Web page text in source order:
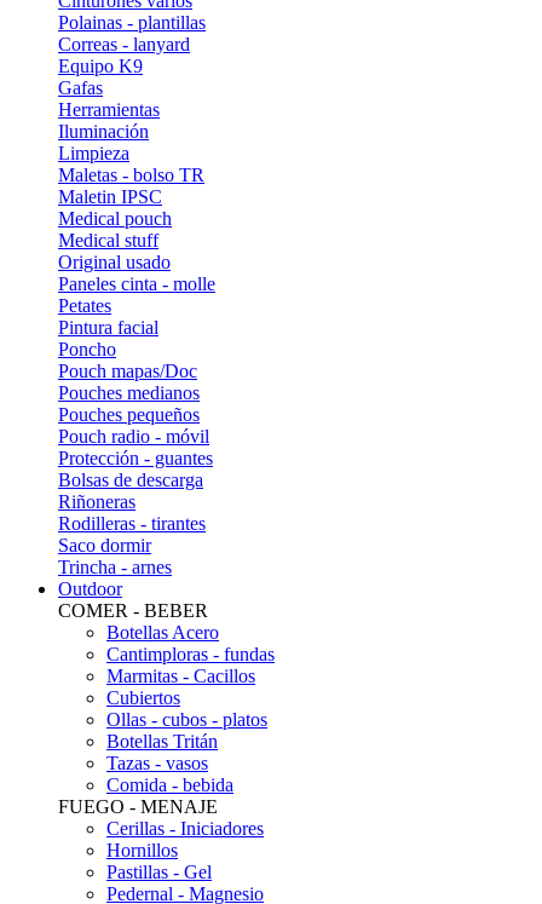
Polainas - plantillas
Correas - lanyard
Equipo K9
Gafas
Herramientas
Iluminación
Limpieza
Maletas - bolso TR
Maletin IPSC
Medical pouch
Medical stuff
Original usado
Paneles cinta - molle
Petates
Pintura facial
Poncho
Pouch mapas/Doc
Pouches medianos
Pouches pequeños
Pouch radio - móvil
Protección - guantes
Bolsas de descarga
Riñoneras
Rodilleras - tirantes
Saco dormir
Trincha - arnes
Outdoor
COMER - BEBER
Botellas Acero
Cantimploras - fundas
Marmitas - Cacillos
Cubiertos
Ollas - cubos - platos
Botellas Tritán
Tazas - vasos
Comida - bebida
FUEGO - MENAJE
Cerillas - Iniciadores
Hornillos
Pastillas - Gel
Pedernal - Magnesio